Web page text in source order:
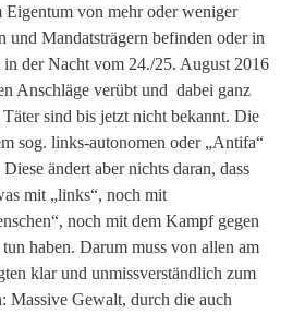
von mehr oder weniger
Mandatsträgern befinden oder in
in der Nacht vom 24./25. August 2016
Anschläge verübt und dabei ganz
sind bis jetzt nicht bekannt. Die
sog. links-autonomen oder „Antifa“
ändert aber nichts daran, dass
mit „links“, noch mit
noch mit dem Kampf gegen
haben. Darum muss von allen am
klar und unmissverständlich zum
Massive Gewalt, durch die auch